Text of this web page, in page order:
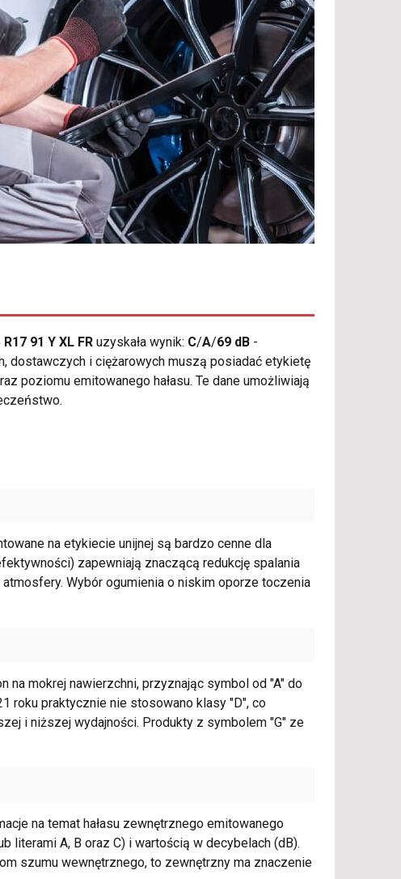
91 Y XL FR uzyskała wynik: C/A/69 dB -
dostawczych i ciężarowych muszą posiadać etykietę
poziomu emitowanego hałasu. Te dane umożliwiają
na etykiecie unijnej są bardzo cenne dla
zapewniają znaczącą redukcję spalania
Wybór ogumienia o niskim oporze toczenia
na mokrej nawierzchni, przyznając symbol od "A" do
roku praktycznie nie stosowano klasy "D", co
i niższej wydajności. Produkty z symbolem "G" ze
na temat hałasu zewnętrznego emitowanego
literami A, B oraz C) i wartością w decybelach (dB).
szumu wewnętrznego, to zewnętrzny ma znaczenie